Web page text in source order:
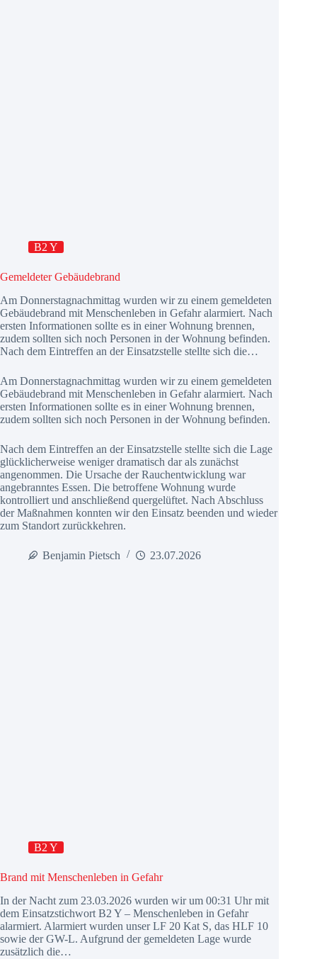
B2 Y
Gemeldeter Gebäudebrand
Am Donnerstagnachmittag wurden wir zu einem gemeldeten
Gebäudebrand mit Menschenleben in Gefahr alarmiert. Nach
ersten Informationen sollte es in einer Wohnung brennen,
zudem sollten sich noch Personen in der Wohnung befinden.
Nach dem Eintreffen an der Einsatzstelle stellte sich die…
Am Donnerstagnachmittag wurden wir zu einem gemeldeten
Gebäudebrand mit Menschenleben in Gefahr alarmiert. Nach
ersten Informationen sollte es in einer Wohnung brennen,
zudem sollten sich noch Personen in der Wohnung befinden.
Nach dem Eintreffen an der Einsatzstelle stellte sich die Lage
glücklicherweise weniger dramatisch dar als zunächst
angenommen. Die Ursache der Rauchentwicklung war
angebranntes Essen. Die betroffene Wohnung wurde
kontrolliert und anschließend quergelüftet. Nach Abschluss
der Maßnahmen konnten wir den Einsatz beenden und wieder
zum Standort zurückkehren.
Benjamin Pietsch 23.07.2026
B2 Y
Brand mit Menschenleben in Gefahr
In der Nacht zum 23.03.2026 wurden wir um 00:31 Uhr mit
dem Einsatzstichwort B2 Y – Menschenleben in Gefahr
alarmiert. Alarmiert wurden unser LF 20 Kat S, das HLF 10
sowie der GW-L. Aufgrund der gemeldeten Lage wurde
zusätzlich die…